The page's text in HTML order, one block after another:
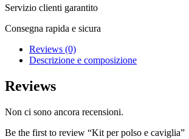
Servizio clienti garantito
Consegna rapida e sicura
Reviews (0)
Descrizione e composizione
Reviews
Non ci sono ancora recensioni.
Be the first to review “Kit per polso e caviglia”